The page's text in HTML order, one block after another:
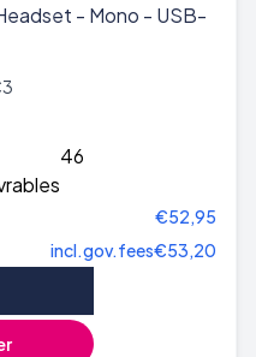
- Mono - USB-
46
€52,95
incl.gov.fees€53,20